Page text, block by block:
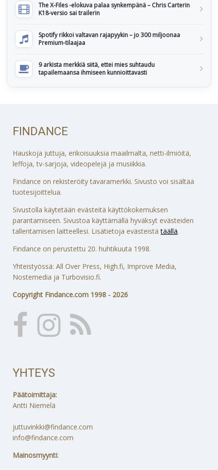
The X-Files -elokuva palaa synkempänä – Chris Carterin
K18-versio sai trailerin
Spotify rikkoi valtavan rajapyykin – jo 300 miljoonaa
Premium-tilaajaa
9 arkista merkkiä siitä, ettei mies suhtaudu
tapailemaansa ihmiseen kunnioittavasti
FINDANCE
Hauskoja juttuja, erikoisuuksia maailmalta, netti-ilmiöitä,
leffoja, tv-sarjoja, videopelejä ja musiikkia.
Findance on rekisteröity tavaramerkki. Sivusto voi sisältää
tuotesijoittelua.
Sivustolla käytetään evästeitä käyttökokemuksen
parantamiseen. Sivustoa käyttämällä hyväksyt evästeiden
tallentamisen laitteellesi. Lisätietoja evästeistätäällä.
Findance on perustettu 20. huhtikuuta 1998.
Yhteistyössä: All Over Press, High.fi, Improve Media,
Nostemedia ja Turbovisio.fi.
Copyright Findance.com 1998 - 2026
YHTEYS
Päätoimittaja:
Antti Niemelä
juttuvinkki@findance.com
info@findance.com
Mainosmyynti: